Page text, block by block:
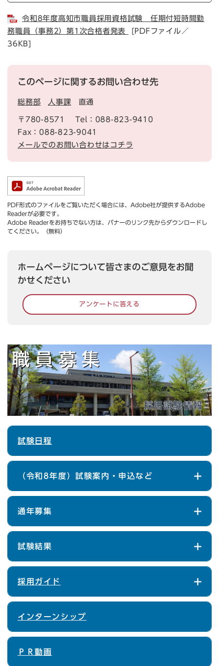
令和8年度高知市職員採用資格試験 任期付短時間勤
務職員（事務2）第1次合格者発表
[PDFファイル／
36KB]
このページに関するお問い合わせ先
総務部 人事課 直通
〒780-8571
Tel：088-823-9410
Fax：088-823-9041
メールでのお問い合わせはコチラ
PDF形式のファイルをご覧いただく場合には、Adobe社が提供するAdobe
Readerが必要です。
Adobe Readerをお持ちでない方は、バナーのリンク先からダウンロードし
てください。（無料）
ホームページについて皆さまのご意見をお聞
かせください
アンケートに答える
試験日程
（令和8年度）試験案内・申込など
通年募集
試験結果
採用ガイド
インターンシップ
ＰＲ動画